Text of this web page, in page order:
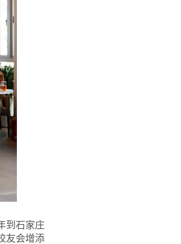
到石家庄
友会增添